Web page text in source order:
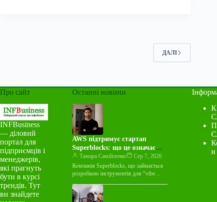
ДАЛІ
Про сайт
INFBusiness
— діловий
портал для
підприємців і
менеджерів,
які прагнуть
бути в курсі
трендів. Тут
ви знайдете
Останні новини
AWS підтримує стартап
Superblocks: що це означає
для індустрії
Тамара Самійленко
Сер 7, 2026
Компанія Superblocks, що займається
розробкою інструментів для “vibe
угоду про спільний маркетинг із
Amazon Web Services…
и